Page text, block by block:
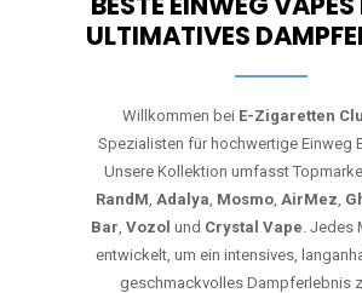
ULTIMATIVES
Willkommen bei E-Zigaretten
Spezialisten für hochwertige Einweg
Unsere Kollektion umfasst
RandM, Adalya, Mosmo, AirMez,
Bar, Vozol und Crystal Vape. Jedes
entwickelt, um ein intensives,
geschmackvolles Dampferlebnis